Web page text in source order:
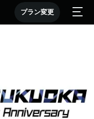
プラン変更